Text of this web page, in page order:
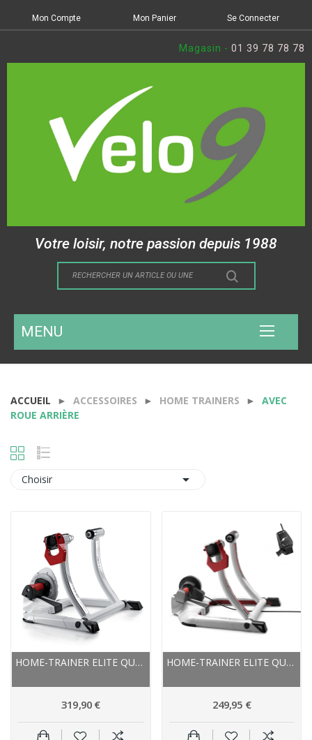
Mon Compte Mon Panier Se Connecter
Magasin - 01 39 78 78 78
Votre loisir, notre passion depuis 1988
MENU
ACCUEIL ACCESSOIRES HOME TRAINERS
AVEC
ROUE ARRIÈRE
Choisir 
HOME-TRAINER ELITE QUBO POWER FLUID
319,90 €
HOME-TRAINER ELITE QUBO POWER MAG SMART B+
249,95 €